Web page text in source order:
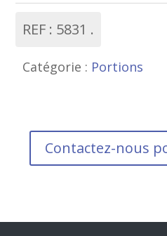
REF : 5831
Catégorie : Portions
Contactez-nous